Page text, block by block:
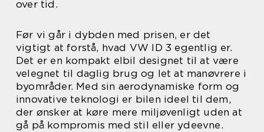
over tid.
Før vi går i dybden med prisen, er det
vigtigt at forstå, hvad VW ID 3 egentlig er.
Det er en kompakt elbil designet til at være
velegnet til daglig brug og let at manøvrere i
byområder. Med sin aerodynamiske form og
innovative teknologi er bilen ideel til dem,
der ønsker at køre mere miljøvenligt uden at
gå på kompromis med stil eller ydeevne.